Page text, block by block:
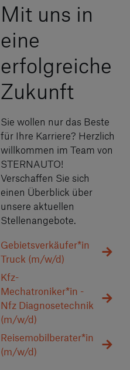
Mit uns in
eine
erfolgreiche
Zukunft
Sie wollen nur das Beste
für Ihre Karriere? Herzlich
willkommen im Team von
STERNAUTO!
Verschaffen Sie sich
einen Überblick über
unsere aktuellen
Stellenangebote.
Gebietsverkäufer*in
Truck (m/w/d)
Kfz-
Mechatroniker*in -
Nfz Diagnosetechnik
(m/w/d)
Reisemobilberater*in
(m/w/d)